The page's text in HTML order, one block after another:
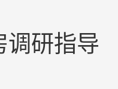
调研指导